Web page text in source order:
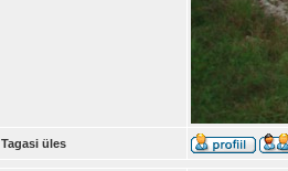
Tagasi üles